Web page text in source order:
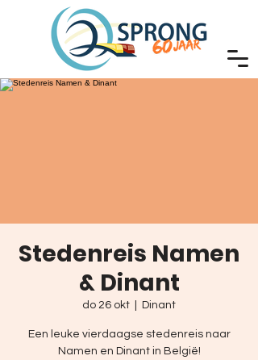
Stedenreis Namen
& Dinant
do 26 okt Dinant
Een leuke vierdaagse stedenreis naar
Namen en Dinant in België!